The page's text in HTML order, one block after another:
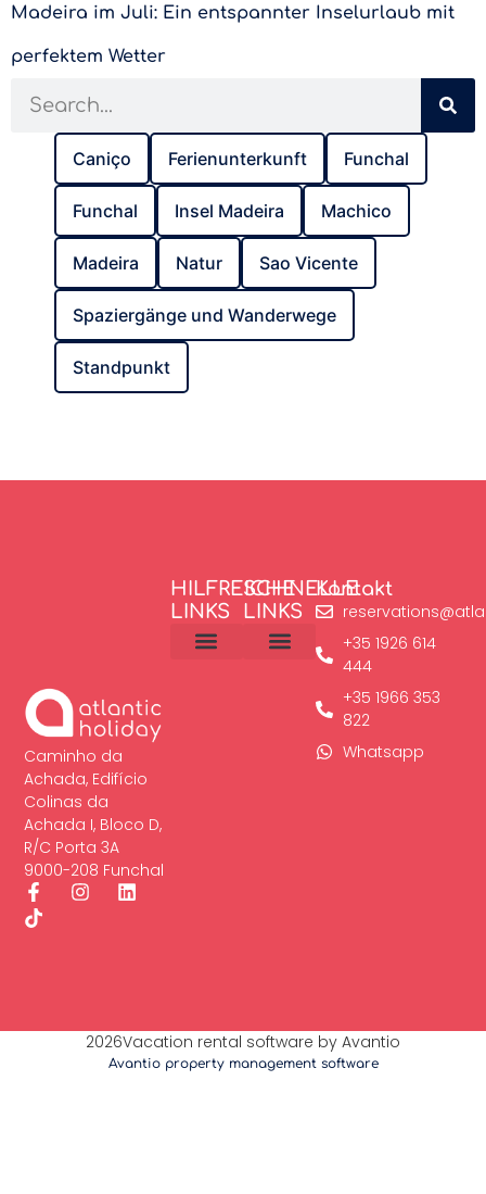
Madeira im Juli: Ein entspannter Inselurlaub mit
perfektem Wetter
Caniço Ferienunterkunft Funchal
Funchal Insel Madeira Machico
Madeira Natur Sao Vicente
Spaziergänge und Wanderwege
Standpunkt
Caminho da
Achada, Edifício
Colinas da
Achada I, Bloco D,
R/C Porta 3A
9000-208 Funchal
SCHNELLE
LINKS
HILFREICHE
LINKS
Kontakt
+35 1926 614
444
+35 1966 353
822
Whatsapp
2026Vacation rental software by Avantio
Avantio property management software